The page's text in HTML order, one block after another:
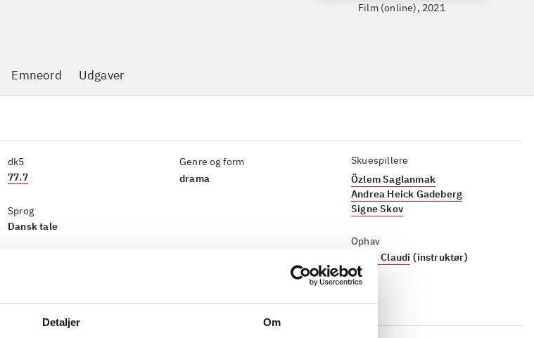
Detaljer Om
Film (online), 2021
Emneord Udgaver
dk5
77.7
Sprog
Dansk tale
Genre og form
drama
Skuespillere
Özlem Saglanmak
Andrea Heick Gadeberg
Signe Skov
Ophav
Nadia Claudi (instruktør)